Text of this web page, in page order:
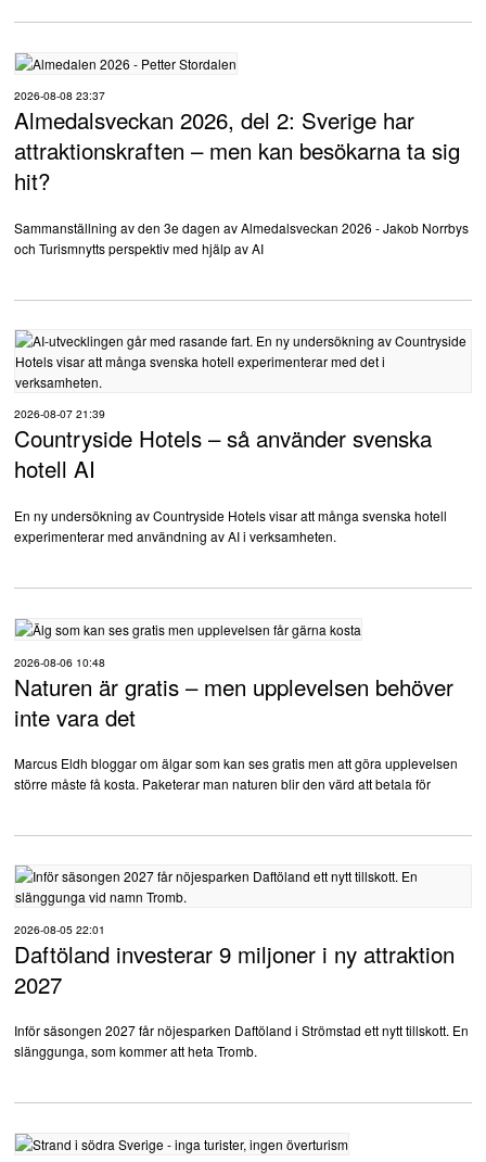
2026-08-08 23:37
Almedalsveckan 2026, del 2: Sverige har
attraktionskraften – men kan besökarna ta sig
hit?
Sammanställning av den 3e dagen av Almedalsveckan 2026 - Jakob Norrbys
och Turismnytts perspektiv med hjälp av AI
2026-08-07 21:39
Countryside Hotels – så använder svenska
hotell AI
En ny undersökning av Countryside Hotels visar att många svenska hotell
experimenterar med användning av AI i verksamheten.
2026-08-06 10:48
Naturen är gratis – men upplevelsen behöver
inte vara det
Marcus Eldh bloggar om älgar som kan ses gratis men att göra upplevelsen
större måste få kosta. Paketerar man naturen blir den värd att betala för
2026-08-05 22:01
Daftöland investerar 9 miljoner i ny attraktion
2027
Inför säsongen 2027 får nöjesparken Daftöland i Strömstad ett nytt tillskott. En
slänggunga, som kommer att heta Tromb.